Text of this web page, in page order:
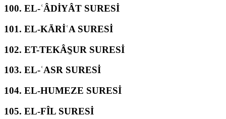
100. EL-ʿÂDİYÂT SURESİ
101. EL-KĀRİʿA SURESİ
102. ET-TEKÂS̱UR SURESİ
103. EL-ʿASR SURESİ
104. EL-HUMEZE SURESİ
105. EL-FÎL SURESİ